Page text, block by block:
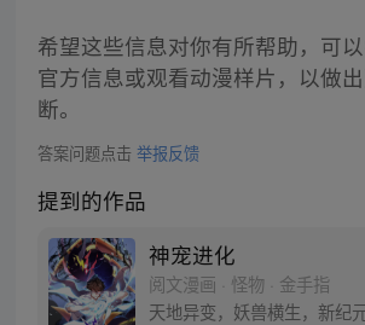
希望这些信息对你有所帮助，可
官方信息或观看动漫样片，以做
断。
答案问题点击 举报反馈
提到的作品
神宠进化
阅文漫画 · 怪物 · 金手指
天地异变，妖兽横生，新纪